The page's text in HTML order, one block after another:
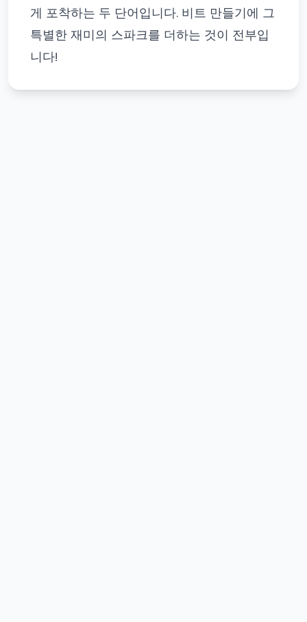
게 포착하는 두 단어입니다. 비트 만들기에 그
특별한 재미의 스파크를 더하는 것이 전부입
니다!